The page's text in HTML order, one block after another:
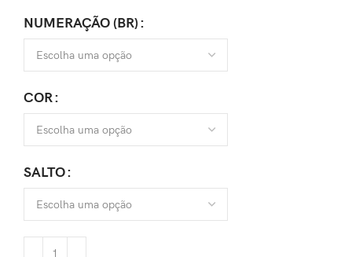
NUMERAÇÃO (BR)
COR
SALTO